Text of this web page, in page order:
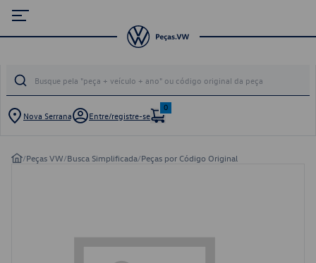
Nova Serrana Entre/registre-se
0
/Peças VW/Busca Simplificada/Peças por Código Original